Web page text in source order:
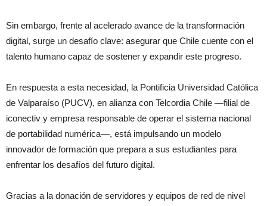
Sin embargo, frente al acelerado avance de la transformación
digital, surge un desafío clave: asegurar que Chile cuente con el
talento humano capaz de sostener y expandir este progreso.
En respuesta a esta necesidad, la Pontificia Universidad Católica
de Valparaíso (PUCV), en alianza con Telcordia Chile —filial de
iconectiv y empresa responsable de operar el sistema nacional
de portabilidad numérica—, está impulsando un modelo
innovador de formación que prepara a sus estudiantes para
enfrentar los desafíos del futuro digital.
Gracias a la donación de servidores y equipos de red de nivel